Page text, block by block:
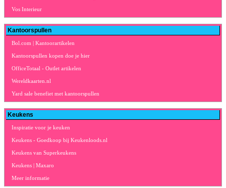
Vos Interieur
Kantoorspullen
Bol.com | Kantoorartikelen
Kantoorspullen kopen doe je hier
OfficeTotaal - Outlet artikelen
Wereldkaarten.nl
Yard sale benefiet met kantoorspullen
Keukens
Inspiratie voor je keuken
Keukens - Goedkoop bij Keukenloods.nl
Keukens van Superkeukens
Keukens | Maxaro
Meer informatie